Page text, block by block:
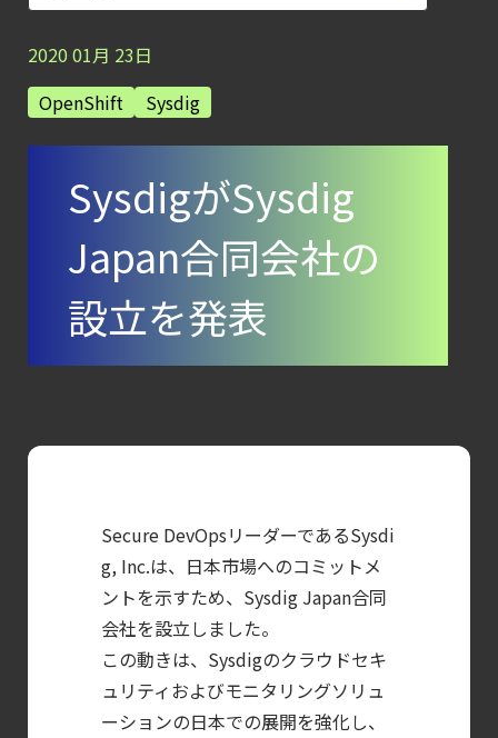
Cloud Security
ガイド
CSPMとは？
クラウド構成ミスを未然に防ぐSecurity
Posture
【ブログ】
検知イベント取り扱いの課題と解消策
【ブログ】
AWS/GCP
標準ツールでは守れない？
Falco を超える
Sysdig Secure
2020 01月 23日
OpenShift
Sysdig
SysdigがSysdig
Japan合同会社の
設立を発表
Secure DevOpsリーダーであるSysdi
g, Inc.は、日本市場へのコミットメ
ントを示すため、Sysdig Japan合同
会社を設立しました。
この動きは、Sysdigのクラウドセキ
ュリティおよびモニタリングソリュ
ーションの日本での展開を強化し、